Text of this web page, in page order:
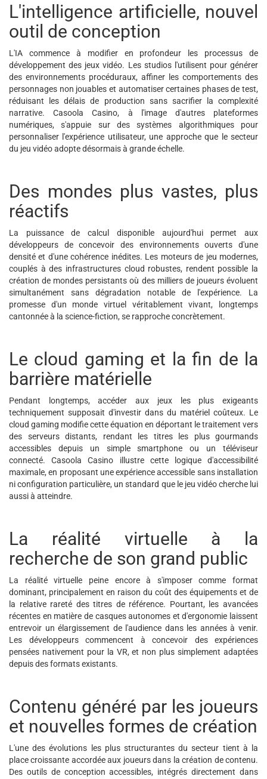
L'intelligence artificielle, nouvel
outil de conception
L'IA commence à modifier en profondeur les processus de
développement des jeux vidéo. Les studios l'utilisent pour générer
des environnements procéduraux, affiner les comportements des
personnages non jouables et automatiser certaines phases de test,
réduisant les délais de production sans sacrifier la complexité
narrative. Casoola Casino, à l'image d'autres plateformes
numériques, s'appuie sur des systèmes algorithmiques pour
personnaliser l'expérience utilisateur, une approche que le secteur
du jeu vidéo adopte désormais à grande échelle.
Des mondes plus vastes, plus
réactifs
La puissance de calcul disponible aujourd'hui permet aux
développeurs de concevoir des environnements ouverts d'une
densité et d'une cohérence inédites. Les moteurs de jeu modernes,
couplés à des infrastructures cloud robustes, rendent possible la
création de mondes persistants où des milliers de joueurs évoluent
simultanément sans dégradation notable de l'expérience. La
promesse d'un monde virtuel véritablement vivant, longtemps
cantonnée à la science-fiction, se rapproche concrètement.
Le cloud gaming et la fin de la
barrière matérielle
Pendant longtemps, accéder aux jeux les plus exigeants
techniquement supposait d'investir dans du matériel coûteux. Le
cloud gaming modifie cette équation en déportant le traitement vers
des serveurs distants, rendant les titres les plus gourmands
accessibles depuis un simple smartphone ou un téléviseur
connecté. Casoola Casino illustre cette logique d'accessibilité
maximale, en proposant une expérience accessible sans installation
ni configuration particulière, un standard que le jeu vidéo cherche lui
aussi à atteindre.
La réalité virtuelle à la
recherche de son grand public
La réalité virtuelle peine encore à s'imposer comme format
dominant, principalement en raison du coût des équipements et de
la relative rareté des titres de référence. Pourtant, les avancées
récentes en matière de casques autonomes et d'ergonomie laissent
entrevoir un élargissement de l'audience dans les années à venir.
Les développeurs commencent à concevoir des expériences
pensées nativement pour la VR, et non plus simplement adaptées
depuis des formats existants.
Contenu généré par les joueurs
et nouvelles formes de création
L'une des évolutions les plus structurantes du secteur tient à la
place croissante accordée aux joueurs dans la création de contenu.
Des outils de conception accessibles, intégrés directement dans